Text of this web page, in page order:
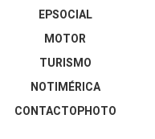
EPSOCIAL
MOTOR
TURISMO
NOTIMÉRICA
CONTACTOPHOTO